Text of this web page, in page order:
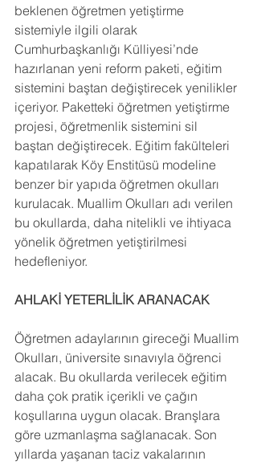
beklenen öğretmen yetiştirme
sistemiyle ilgili olarak
Cumhurbaşkanlığı Külliyesi’nde
hazırlanan yeni reform paketi, eğitim
sistemini baştan değiştirecek yenilikler
içeriyor. Paketteki öğretmen yetiştirme
projesi, öğretmenlik sistemini sil
baştan değiştirecek. Eğitim fakülteleri
kapatılarak Köy Enstitüsü modeline
benzer bir yapıda öğretmen okulları
kurulacak. Muallim Okulları adı verilen
bu okullarda, daha nitelikli ve ihtiyaca
yönelik öğretmen yetiştirilmesi
hedefleniyor.
AHLAKİ YETERLİLİK ARANACAK
Öğretmen adaylarının gireceği Muallim
Okulları, üniversite sınavıyla öğrenci
alacak. Bu okullarda verilecek eğitim
daha çok pratik içerikli ve çağın
koşullarına uygun olacak. Branşlara
göre uzmanlaşma sağlanacak. Son
yıllarda yaşanan taciz vakalarının